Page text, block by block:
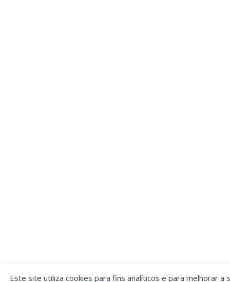
Este site utiliza cookies para fins analíticos e para melhorar a